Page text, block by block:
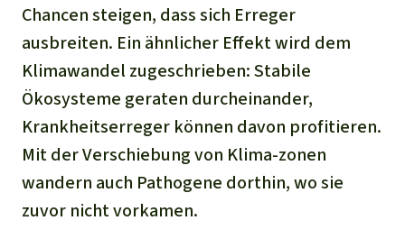
Chancen steigen, dass sich Erreger
ausbreiten. Ein ähnlicher Effekt wird dem
Klimawandel zugeschrieben: Stabile
Ökosysteme geraten durcheinander,
Krankheitserreger können davon profitieren.
Mit der Verschiebung von Klima-zonen
wandern auch Pathogene dorthin, wo sie
zuvor nicht vorkamen.